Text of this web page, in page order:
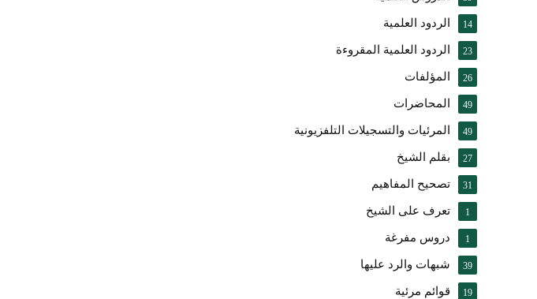
الردود العلمية 14
الردود العلمية المقروءة 23
المؤلفات 26
المحاضرات 49
المرئيات والتسجيلات التلفزيونية 49
بقلم الشيخ 27
تصحيح المفاهيم 31
تعرف على الشيخ 1
دروس مفرغة 1
شبهات والرد عليها 39
قوائم مرئية 19